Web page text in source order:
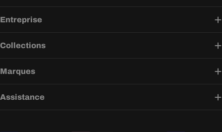
Entreprise
Collections
Marques
Assistance